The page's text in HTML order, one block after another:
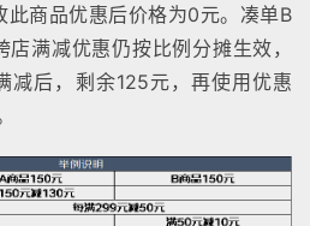
此商品优惠后价格为0元。凑单B
店满减优惠仍按比例分摊生效，
减后，剩余125元，再使用优惠